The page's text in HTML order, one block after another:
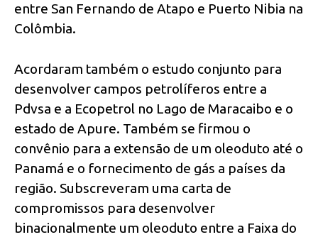
entre San Fernando de Atapo e Puerto Nibia na
Colômbia.
Acordaram também o estudo conjunto para
desenvolver campos petrolíferos entre a
Pdvsa e a Ecopetrol no Lago de Maracaibo e o
estado de Apure. Também se firmou o
convênio para a extensão de um oleoduto até o
Panamá e o fornecimento de gás a países da
região. Subscreveram uma carta de
compromissos para desenvolver
binacionalmente um oleoduto entre a Faixa do